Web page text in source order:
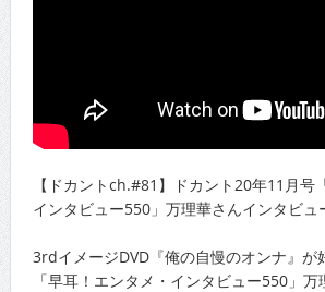
【ドカントch.#81】ドカント20年11月号
インタビュー550」万理華さんインタビュ
3rdイメージDVD『俺の自慢のオンナ』が
「早耳！エンタメ・インタビュー550」